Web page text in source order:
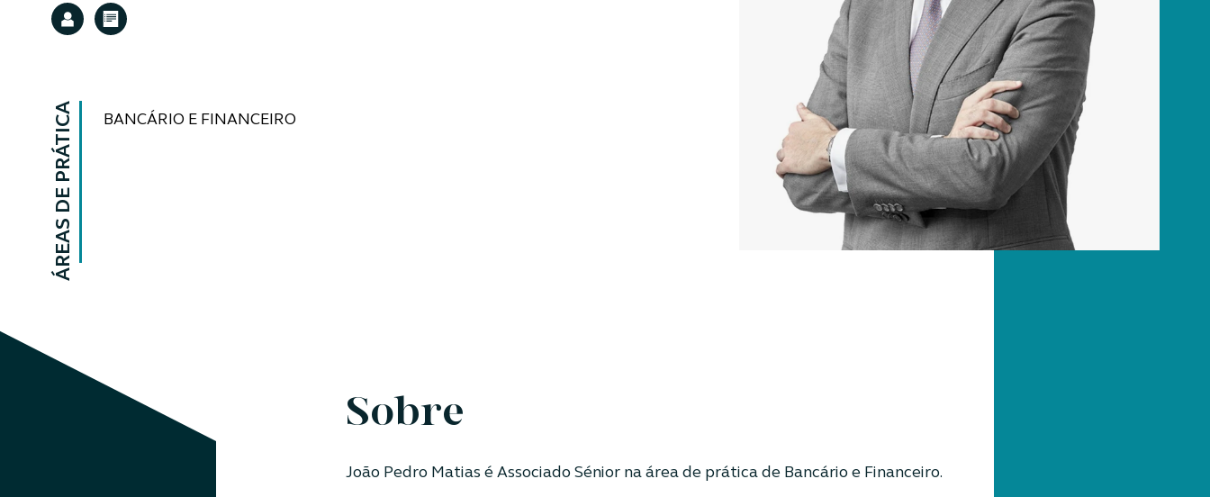
ÁREAS DE PRÁTICA BANCÁRIO E FINANCEIRO
Sobre
João Pedro Matias é Associado Sénior na área de prática de Bancário e Financeiro.